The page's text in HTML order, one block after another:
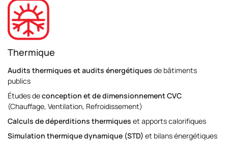
Thermique
Audits thermiques et audits énergétiques de bâtiments
publics
Études deconception et de dimensionnement CVC
(Chauffage, Ventilation, Refroidissement)
Calculs de déperditions thermiques et apports calorifiques
Simulation thermique dynamique (STD) et bilans énergétiques